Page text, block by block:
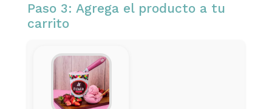
Paso 3: Agrega el producto a tu
carrito